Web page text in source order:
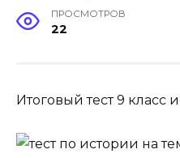
ПРОСМОТРОВ
22
Итоговый тест 9 класс